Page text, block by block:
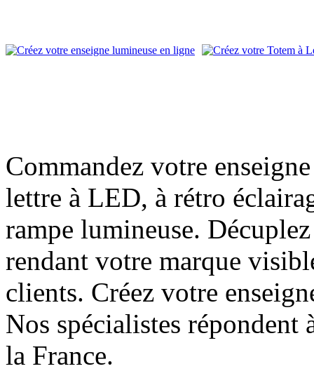
Commandez votre
lettre à LED, à rétro
rampe lumineuse.
rendant votre marque
clients. Créez votre
Nos spécialistes répondent
la France.